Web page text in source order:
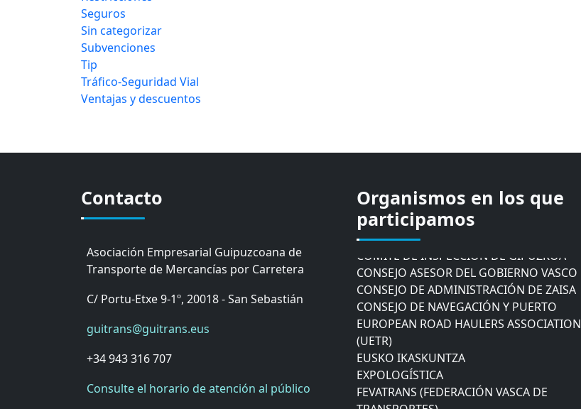
Seguros
Sin categorizar
Subvenciones
Tip
Tráfico-Seguridad Vial
Ventajas y descuentos
Contacto
Asociación Empresarial Guipuzcoana de
Transporte de Mercancías por Carretera
C/ Portu-Etxe 9-1º, 20018 - San Sebastián
guitrans@guitrans.eus
+34 943 316 707
Consulte el horario de atención al público
Organismos en los que
participamos
CÁMARA DE COMERCIO DE GIPUZKOA
COMISIÓN ASESORA DE MOVILIDAD DEL
AYUNTAMIENTO DE DONOSTIA
CONSEJO ASESOR DEL GOBIERNO VASCO
CONSEJO DE ADMINISTRACIÓN DE ZAISA
CONSEJO DE NAVEGACIÓN Y PUERTO
EUROPEAN ROAD HAULERS ASSOCIATION
(UETR)
EUSKO IKASKUNTZA
EXPOLOGÍSTICA
FEVATRANS (FEDERACIÓN VASCA DE
TRANSPORTES)